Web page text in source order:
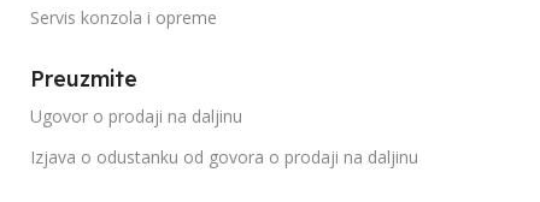
Servis konzola i opreme
Preuzmite
Ugovor o prodaji na daljinu
Izjava o odustanku od govora o prodaji na daljinu